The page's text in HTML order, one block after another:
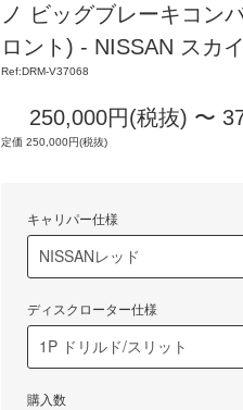
ノ ビッグブレーキコン
ロント) - NISSAN スカ
Ref:DRM-V37068
250,000円(税抜) 〜
定価 250,000円(税抜)
キャリパー仕様
ディスクローター仕様
購入数